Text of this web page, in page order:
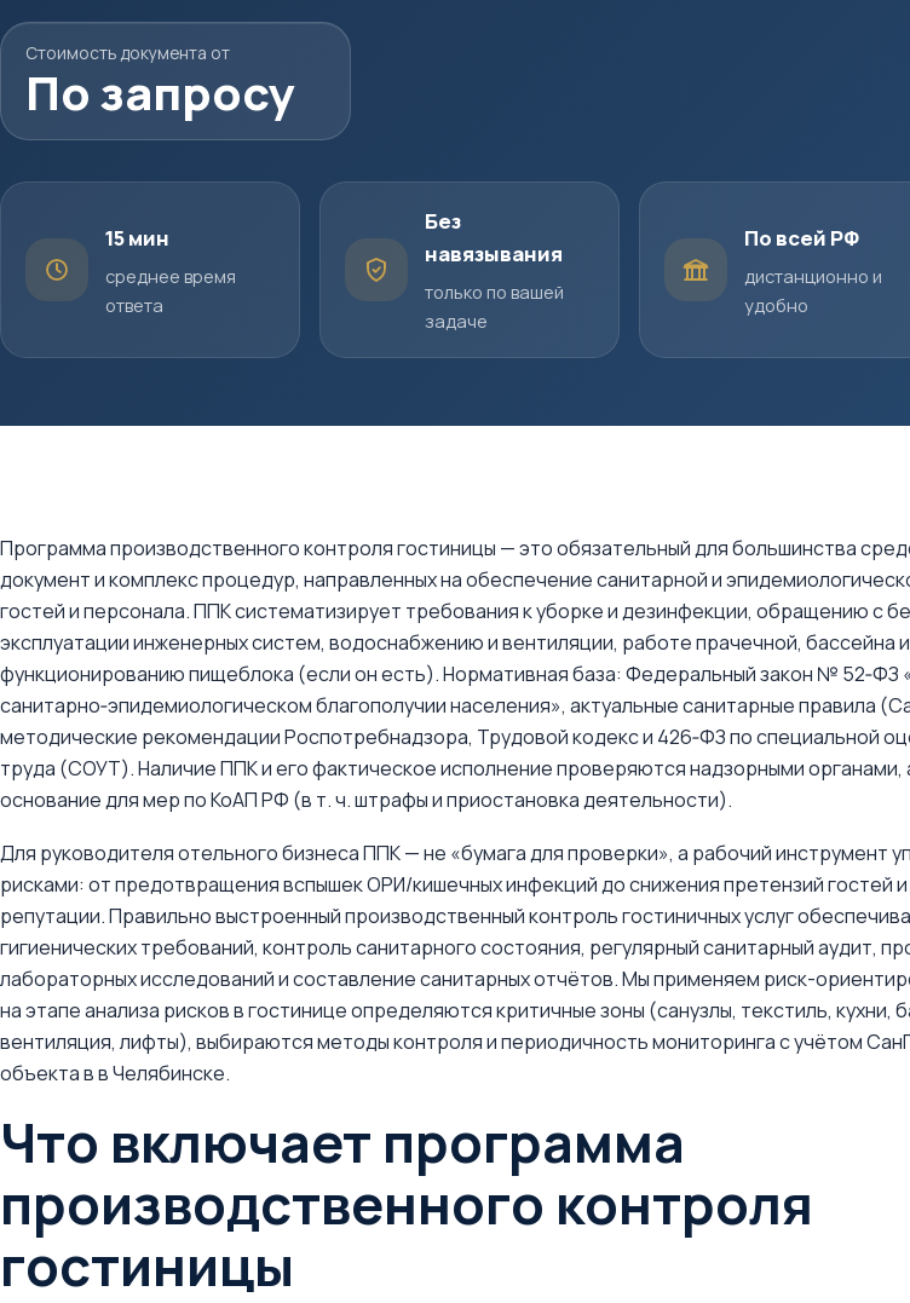
Стоимость документа от
По запросу
15 мин
среднее время
ответа
Без
навязывания
только по вашей
задаче
По всей РФ
дистанционно и
удобно
Программа производственного контроля гостиницы — это обязательный для большинства
документ и комплекс процедур, направленных на обеспечение санитарной и
гостей и персонала. ППК систематизирует требования к уборке и дезинфекции, обращению с
эксплуатации инженерных систем, водоснабжению и вентиляции, работе прачечной, бассейна и
функционированию пищеблока (если он есть). Нормативная база: Федеральный закон № 52‑ФЗ
санитарно‑эпидемиологическом благополучии населения», актуальные санитарные правила
методические рекомендации Роспотребнадзора, Трудовой кодекс и 426‑ФЗ по специальной
труда (СОУТ). Наличие ППК и его фактическое исполнение проверяются надзорными органами,
основание для мер по КоАП РФ (в т. ч. штрафы и приостановка деятельности).
Для руководителя отельного бизнеса ППК — не «бумага для проверки», а рабочий инструмент
рисками: от предотвращения вспышек ОРИ/кишечных инфекций до снижения претензий гостей
репутации. Правильно выстроенный производственный контроль гостиничных услуг
гигиенических требований, контроль санитарного состояния, регулярный санитарный аудит,
лабораторных исследований и составление санитарных отчётов. Мы применяем риск-
на этапе анализа рисков в гостинице определяются критичные зоны (санузлы, текстиль, кухни,
вентиляция, лифты), выбираются методы контроля и периодичность мониторинга с учётом
объекта в в Челябинске.
Что включает программа
производственного контроля
гостиницы